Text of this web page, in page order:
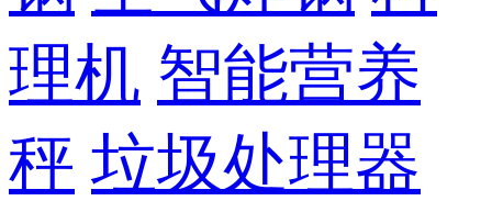
理机 智能营养
秤 垃圾处理器